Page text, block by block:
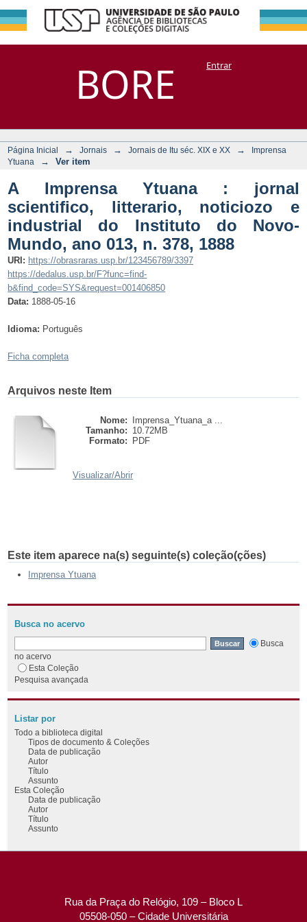
BORE
A Imprensa Ytuana
: jornal scientifico,
litterario, noticiozo
Instituto do Novo-
Mundo, ano 013, n.
378, 1888
DSpace/Manakin + CoriscoEntrar
Página Inicial → Jornais → Jornais de Itu séc. XIX e XX →
Imprensa
Ytuana
→ Ver item
A Imprensa Ytuana : jornal
scientifico, litterario, noticiozo e
industrial do Instituto do Novo-
Mundo, ano 013, n. 378, 1888
URI: https://obrasraras.usp.br/123456789/3397
https://dedalus.usp.br/F?func=find-
b&find_code=SYS&request=001406850
Data: 1888-05-16
Idioma: Português
Ficha completa
Arquivos neste Item
Nome:
Imprensa_Ytuana_a ...
Tamanho: 10.72MB
Formato:
PDF
Visualizar/Abrir
Este item aparece na(s) seguinte(s) coleção(ções)
Imprensa Ytuana
Busca no acervo
Busca
no acervo
Esta Coleção
Pesquisa avançada
Listar por
Todo a biblioteca digital
Tipos de documento & Coleções
Data de publicação
Autor
Título
Assunto
Esta Coleção
Data de publicação
Autor
Título
Assunto
Rua da Praça do Relógio, 109 – Bloco L
05508-050 – Cidade Universitária